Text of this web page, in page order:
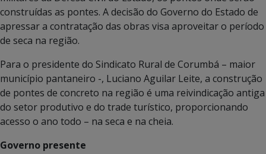
construídas as pontes. A decisão do Governo do Estado de
apressar a contratação das obras visa aproveitar o período
de seca na região.
Para o presidente do Sindicato Rural de Corumbá – maior
município pantaneiro -, Luciano Aguilar Leite, a construção
de pontes de concreto na região é uma reivindicação antiga
do setor produtivo e do trade turístico, proporcionando
acesso o ano todo – na seca e na cheia.
Governo presente